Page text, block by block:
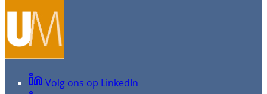
Volg ons op LinkedIn